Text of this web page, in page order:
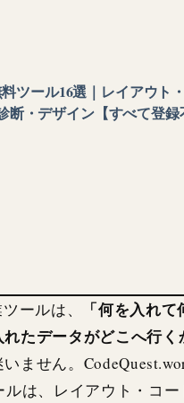
ツール16選｜レイアウト
断・デザイン【すべて登録
ールは、
「何を入れ
れたデータがどこへ行く
ません。
ルは、レイアウト・コ